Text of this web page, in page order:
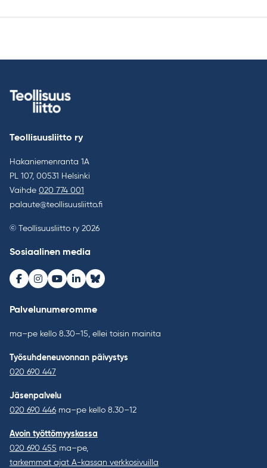
Teollisuusliitto ry
Hakaniemenranta 1A
PL 107, 00531 Helsinki
Vaihde 020 774 001
palaute@teollisuusliitto.fi
© Teollisuusliitto ry 2026
Sosiaalinen media
Facebook
Instagram
Youtube
LinkedInBluesky
Palvelunumeromme
ma–pe kello 8.30–15, ellei toisin mainita
Työsuhdeneuvonnan päivystys
020 690 447
Jäsenpalvelu
020 690 446 ma–pe kello 8.30–12
Avoin työttömyyskassa
020 690 455 ma–pe,
tarkemmat ajat A-kassan verkkosivuilla